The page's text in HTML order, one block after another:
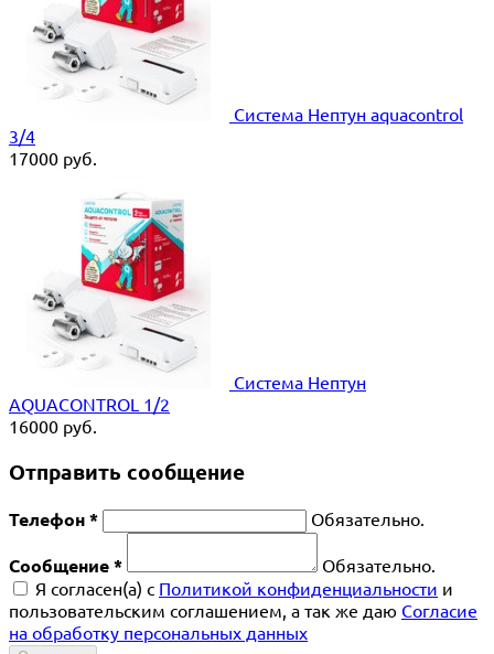
Система Нептун aquacontrol
3/4
17000 руб.
Система Нептун
AQUACONTROL 1/2
16000 руб.
Отправить сообщение
Телефон * Обязательно.
Сообщение *
Обязательно.
Я согласен(a) с Политикой конфиденциальности и
пользовательским соглашением, а так же даю Согласие
на обработку персональных данных